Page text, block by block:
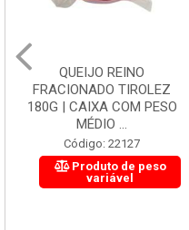
QUEIJO REINO
FRACIONADO TIROLEZ
180G | CAIXA COM PESO
MÉDIO ...
Código: 22127
Produto de peso
variável